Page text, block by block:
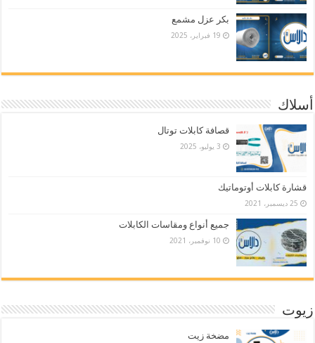
بكر عزل مشمع
19 فبراير، 2025
أسلاك
قصافة كابلات توتال
3 يوليو، 2025
قشارة كابلات أوتوماتيك
25 ديسمبر، 2021
جميع أنواع ومقاسات الكابلات
10 نوفمبر، 2021
زيوت
مضخة زيت